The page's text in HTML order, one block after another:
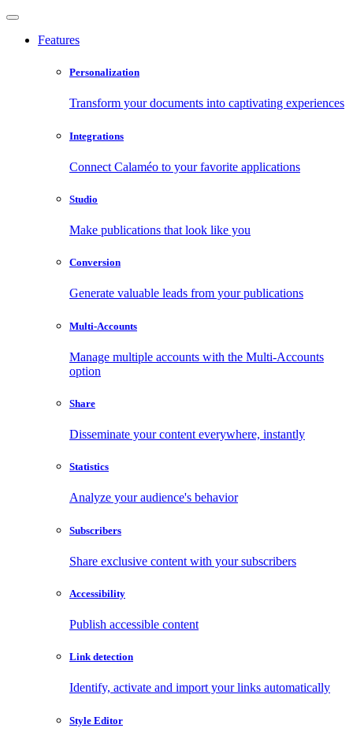
Features
Personalization
Transform your documents into captivating experiences
Integrations
Connect Calaméo to your favorite applications
Studio
Make publications that look like you
Conversion
Generate valuable leads from your publications
Multi-Accounts
Manage multiple accounts with the Multi-Accounts
option
Share
Disseminate your content everywhere, instantly
Statistics
Analyze your audience's behavior
Subscribers
Share exclusive content with your subscribers
Accessibility
Publish accessible content
Link detection
Identify, activate and import your links automatically
Style Editor